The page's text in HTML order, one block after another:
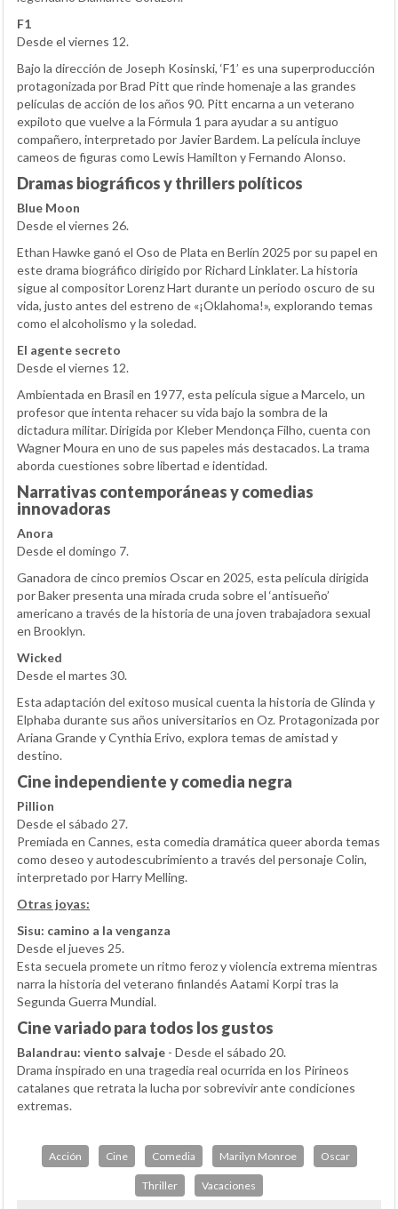
F1
Desde el viernes 12.
Bajo la dirección de Joseph Kosinski, ‘F1’ es una superproducción
protagonizada por Brad Pitt que rinde homenaje a las grandes
películas de acción de los años 90. Pitt encarna a un veterano
expiloto que vuelve a la Fórmula 1 para ayudar a su antiguo
compañero, interpretado por Javier Bardem. La película incluye
cameos de figuras como Lewis Hamilton y Fernando Alonso.
Dramas biográficos y thrillers políticos
Blue Moon
Desde el viernes 26.
Ethan Hawke ganó el Oso de Plata en Berlín 2025 por su papel en
este drama biográfico dirigido por Richard Linklater. La historia
sigue al compositor Lorenz Hart durante un periodo oscuro de su
vida, justo antes del estreno de «¡Oklahoma!», explorando temas
como el alcoholismo y la soledad.
El agente secreto
Desde el viernes 12.
Ambientada en Brasil en 1977, esta película sigue a Marcelo, un
profesor que intenta rehacer su vida bajo la sombra de la
dictadura militar. Dirigida por Kleber Mendonça Filho, cuenta con
Wagner Moura en uno de sus papeles más destacados. La trama
aborda cuestiones sobre libertad e identidad.
Narrativas contemporáneas y comedias
innovadoras
Anora
Desde el domingo 7.
Ganadora de cinco premios Oscar en 2025, esta película dirigida
por Baker presenta una mirada cruda sobre el ‘antisueño’
americano a través de la historia de una joven trabajadora sexual
en Brooklyn.
Wicked
Desde el martes 30.
Esta adaptación del exitoso musical cuenta la historia de Glinda y
Elphaba durante sus años universitarios en Oz. Protagonizada por
Ariana Grande y Cynthia Erivo, explora temas de amistad y
destino.
Cine independiente y comedia negra
Pillion
Desde el sábado 27.
Premiada en Cannes, esta comedia dramática queer aborda temas
como deseo y autodescubrimiento a través del personaje Colin,
interpretado por Harry Melling.
Otras joyas:
Sisu: camino a la venganza
Desde el jueves 25.
Esta secuela promete un ritmo feroz y violencia extrema mientras
narra la historia del veterano finlandés Aatami Korpi tras la
Segunda Guerra Mundial.
Cine variado para todos los gustos
Balandrau: viento salvaje - Desde el sábado 20.
Drama inspirado en una tragedia real ocurrida en los Pirineos
catalanes que retrata la lucha por sobrevivir ante condiciones
extremas.
Acción Cine Comedia Marilyn Monroe Oscar
Thriller Vacaciones